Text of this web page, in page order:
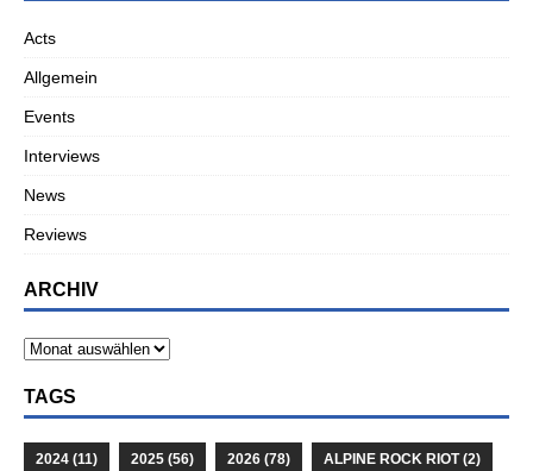
Acts
Allgemein
Events
Interviews
News
Reviews
ARCHIV
TAGS
2024 (11) 2025 (56) 2026 (78) ALPINE ROCK RIOT(2)